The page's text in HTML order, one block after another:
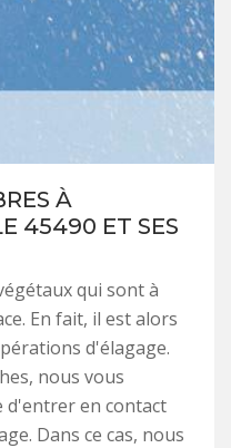
À
45490 ET SES
qui sont à
En fait, il est alors
d'élagage.
nous vous
d'entrer en contact
Dans ce cas, nous